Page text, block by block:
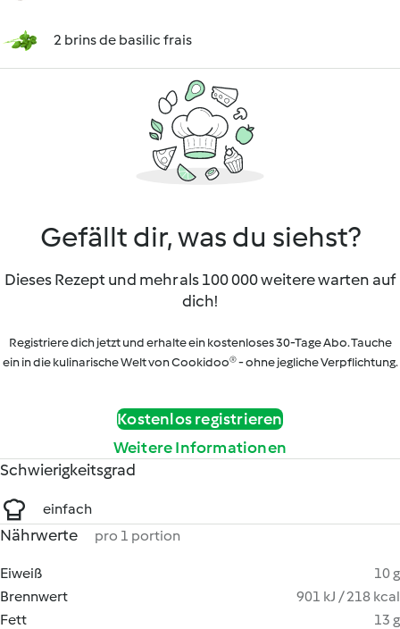
2 brins de basilic frais
Gefällt dir, was du siehst?
Dieses Rezept und mehr als 100 000 weitere warten auf
dich!
Registriere dich jetzt und erhalte ein kostenloses 30-Tage Abo. Tauche
ein in die kulinarische Welt von Cookidoo® - ohne jegliche Verpflichtung.
Kostenlos registrieren
Weitere Informationen
Schwierigkeitsgrad
einfach
Nährwerte pro 1 portion
Eiweiß
10 g
Brennwert
901 kJ / 218 kcal
Fett
13 g